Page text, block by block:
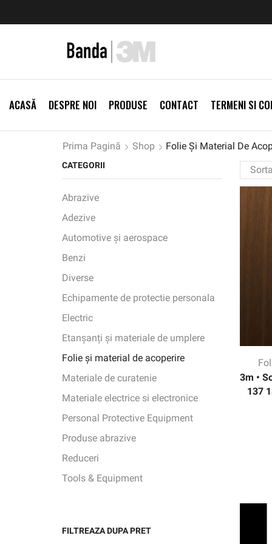
ACASĂ DESPRE NOI PRODUSE CONTACT TERMENI SI
Prima Pagină Shop Folie Și Material De
3m •
137
CATEGORII
Abrazive
Adezive
Automotive și aerospace
Benzi
Diverse
Echipamente de protectie personala
Electric
Etanșanți și materiale de umplere
Folie și material de acoperire
Materiale de curatenie
Materiale electrice si electronice
Personal Protective Equipment
Produse abrazive
Reduceri
Tools & Equipment
FILTREAZA DUPA PRET